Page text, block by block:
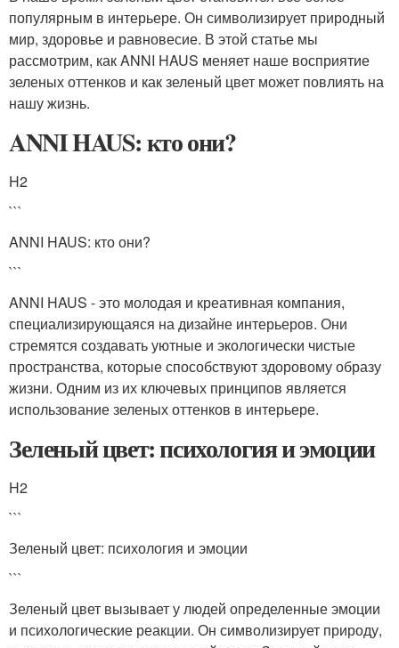
популярным в интерьере. Он символизирует природный
мир, здоровье и равновесие. В этой статье мы
рассмотрим, как ANNI HAUS меняет наше восприятие
зеленых оттенков и как зеленый цвет может повлиять на
нашу жизнь.
ANNI HAUS: кто они?
H2
```
ANNI HAUS: кто они?
```
ANNI HAUS - это молодая и креативная компания,
специализирующаяся на дизайне интерьеров. Они
стремятся создавать уютные и экологически чистые
пространства, которые способствуют здоровому образу
жизни. Одним из их ключевых принципов является
использование зеленых оттенков в интерьере.
Зеленый цвет: психология и эмоции
H2
```
Зеленый цвет: психология и эмоции
```
Зеленый цвет вызывает у людей определенные эмоции
и психологические реакции. Он символизирует природу,